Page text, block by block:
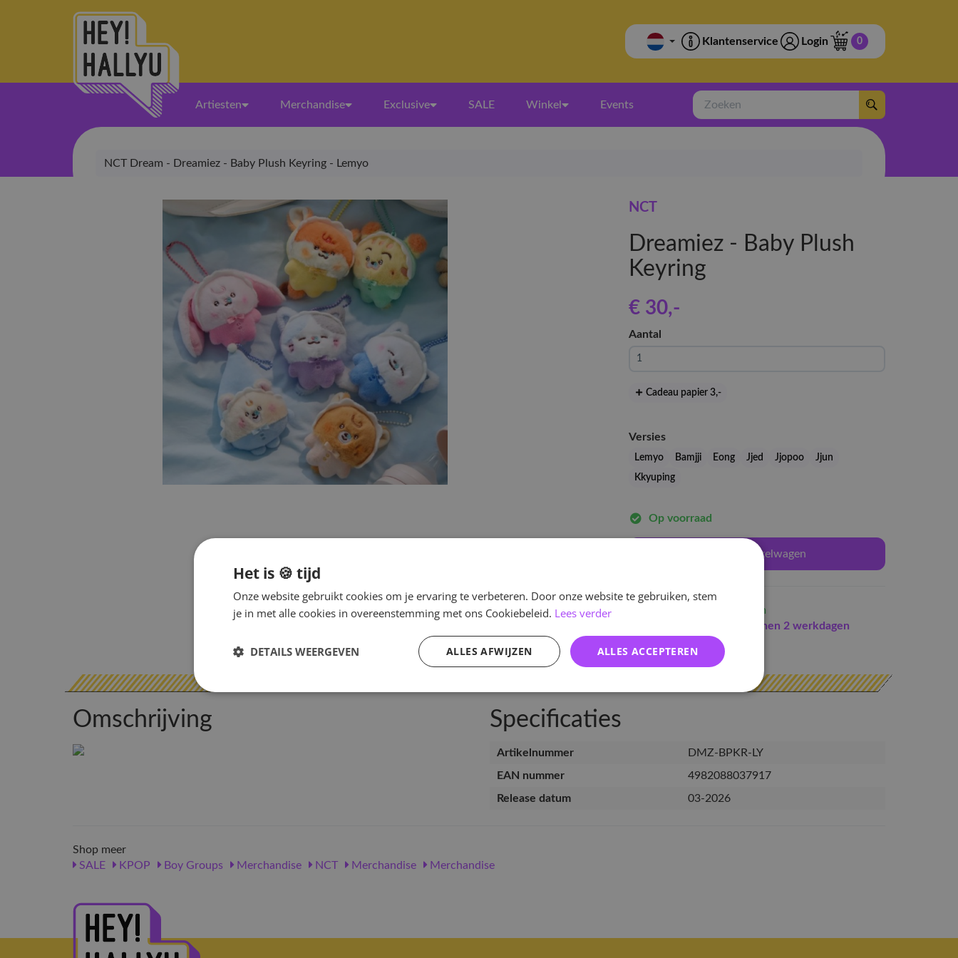
Klantenservice Login 0
Artiesten Merchandise Exclusive SALE Winkel Events
Zoeken
NCT Dream - Dreamiez - Baby Plush Keyring - Lemyo
NCT
Dreamiez - Baby Plush
Keyring
€ 30,-
Aantal
Cadeau papier 3,-
Versies
Lemyo Bamjji Eong Jjed Jjopoo
Jjun
Kkyuping
Op voorraad
In winkelwagen
in Arnhem
binnen 2 werkdagen
Omschrijving Specificaties
Artikelnummer
DMZ-BPKR-LY
EAN nummer
4982088037917
Release datum
03-2026
Shop meer
SALE
KPOP Boy Groups Merchandise NCT Merchandise Merchandise
Het is 🍪 tijd
Onze website gebruikt cookies om je ervaring te verbeteren. Door onze website te gebruiken, stem
je in met alle cookies in overeenstemming met ons Cookiebeleid. Lees verder
ALLES ACCEPTEREN
ALLES AFWIJZEN
DETAILS WEERGEVEN